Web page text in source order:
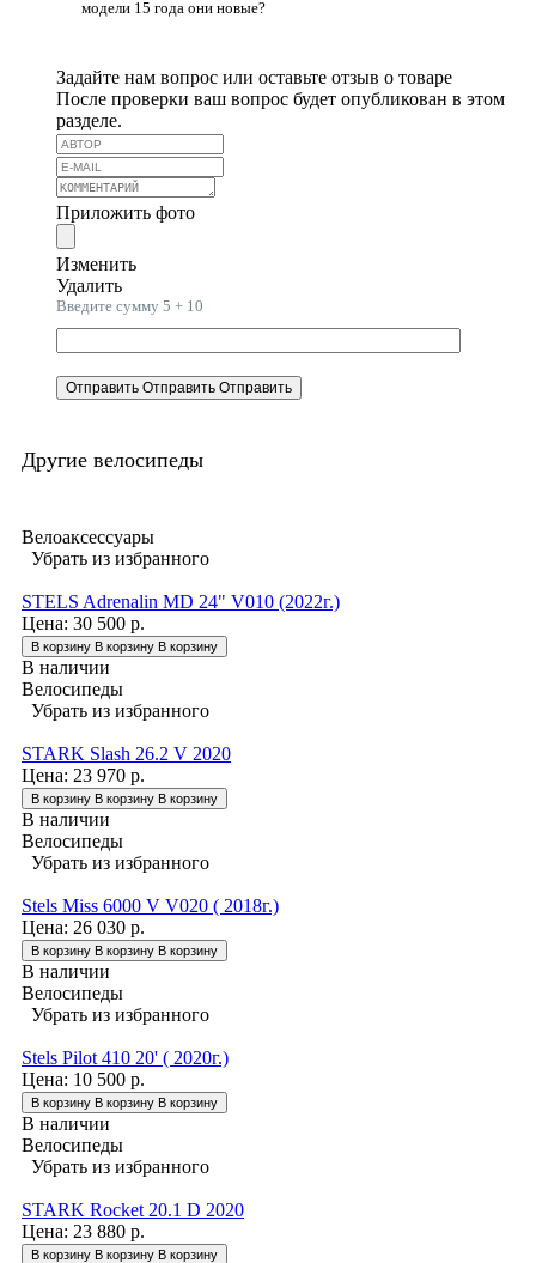
модели 15 года они новые?
Задайте нам вопрос или оставьте отзыв о товаре
После проверки ваш вопрос будет опубликован в этом
разделе.
Приложить фото
Изменить
Удалить
Введите сумму 5 + 10
Отправить Отправить Отправить
Другие велосипеды
Велоаксессуары
Убрать из избранного
STELS Adrenalin MD 24" V010 (2022г.)
Цена: 30 500 р.
В корзину В корзину В корзину
В наличии
Велосипеды
Убрать из избранного
STARK Slash 26.2 V 2020
Цена: 23 970 р.
В корзину В корзину В корзину
В наличии
Велосипеды
Убрать из избранного
Stels Miss 6000 V V020 ( 2018г.)
Цена: 26 030 р.
В корзину В корзину В корзину
В наличии
Велосипеды
Убрать из избранного
Stels Pilot 410 20' ( 2020г.)
Цена: 10 500 р.
В корзину В корзину В корзину
В наличии
Велосипеды
Убрать из избранного
STARK Rocket 20.1 D 2020
Цена: 23 880 р.
В корзину В корзину В корзину